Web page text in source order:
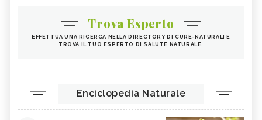
Trova Esperto
EFFETTUA UNA RICERCA NELLA DIRECTORY DI CURE-NATURALI E
TROVA IL TUO ESPERTO DI SALUTE NATURALE.
Enciclopedia Naturale